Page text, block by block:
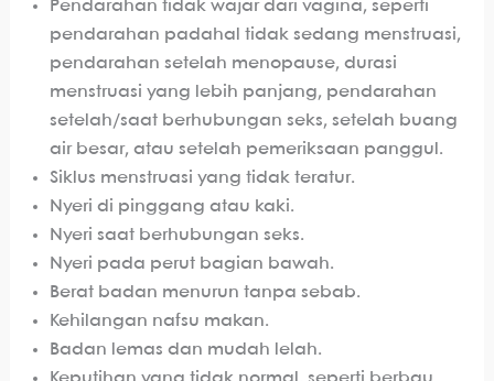
Pendarahan tidak wajar dari vagina, seperti
pendarahan padahal tidak sedang menstruasi,
pendarahan setelah menopause, durasi
menstruasi yang lebih panjang, pendarahan
setelah/saat berhubungan seks, setelah buang
air besar, atau setelah pemeriksaan panggul.
Siklus menstruasi yang tidak teratur.
Nyeri di pinggang atau kaki.
Nyeri saat berhubungan seks.
Nyeri pada perut bagian bawah.
Berat badan menurun tanpa sebab.
Kehilangan nafsu makan.
Badan lemas dan mudah lelah.